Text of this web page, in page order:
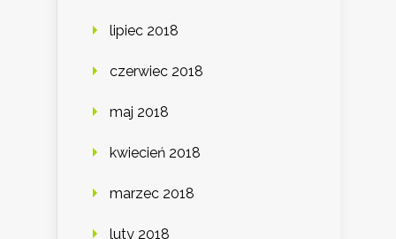
lipiec 2018
czerwiec 2018
maj 2018
kwiecień 2018
marzec 2018
luty 2018